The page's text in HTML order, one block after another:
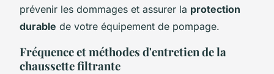
prévenir les dommages et assurer la protection
durable de votre équipement de pompage.
Fréquence et méthodes d'entretien de la
chaussette filtrante